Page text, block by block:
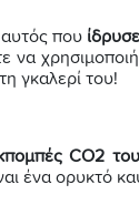
που
γκαλερί του!
CO2
ένα ορυκτό